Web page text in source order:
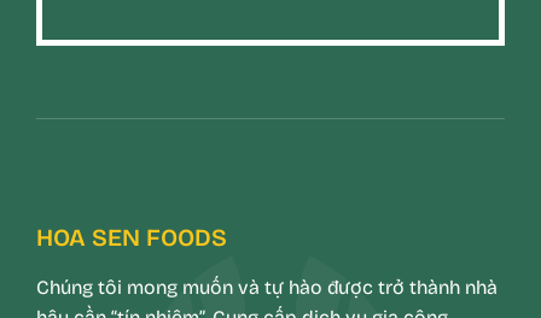
HOA SEN FOODS
Chúng tôi mong muốn và tự hào được trở thành nhà